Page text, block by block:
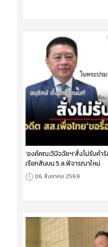
‘องค์คณะวินิจฉัยฯ’สั่งไม่รับคำ
เรียกสินบน 5 ล.พิจารณาใหม่
06 สิงหาคม 2569